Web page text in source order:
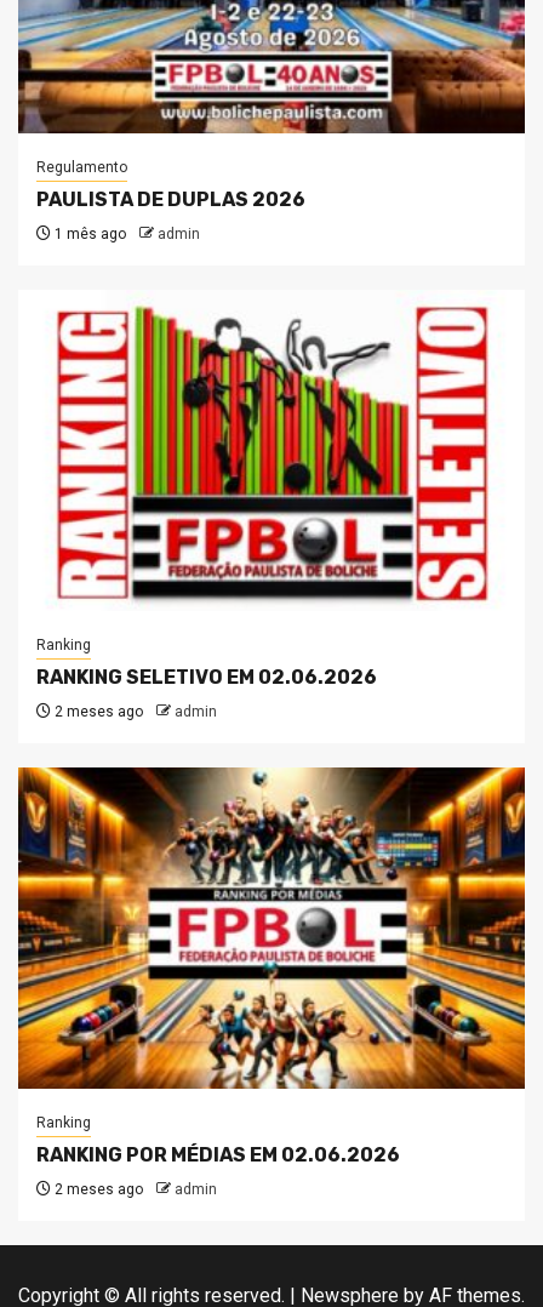
Regulamento
PAULISTA DE DUPLAS 2026
1 mês ago admin
Ranking
RANKING SELETIVO EM 02.06.2026
2 meses ago admin
Ranking
RANKING POR MÉDIAS EM 02.06.2026
2 meses ago admin
Copyright © All rights reserved. | Newsphere by AF themes.